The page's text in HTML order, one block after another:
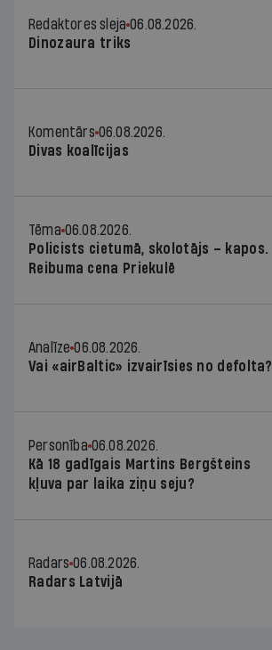
Redaktores sleja 06.08.2026.
Dinozaura triks
Komentārs 06.08.2026.
Divas koalīcijas
Tēma 06.08.2026.
Policists cietumā, skolotājs – kapos.
Reibuma cena Priekulē
Analīze 06.08.2026.
Vai «airBaltic» izvairīsies no defolta?
Personība 06.08.2026.
Kā 18 gadīgais Martins Bergšteins
kļuva par laika ziņu seju?
Radars 06.08.2026.
Radars Latvijā